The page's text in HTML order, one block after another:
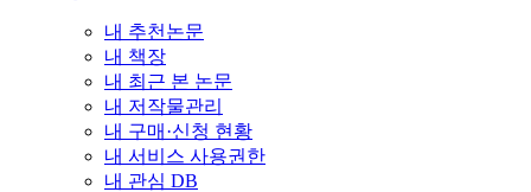
내 추천논문
내 책장
내 최근 본 논문
내 저작물관리
내 구매·신청 현황
내 서비스 사용권한
내 관심 DB